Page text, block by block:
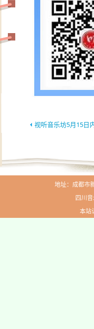
视听音乐坊5月15日
地址：成都市
四川
本站